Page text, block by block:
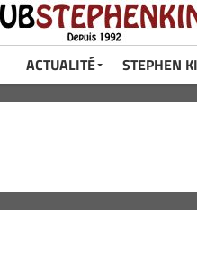
ACTUALITÉ STEPHEN